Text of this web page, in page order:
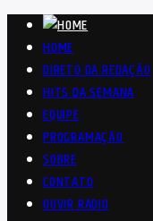
HOME
DIRETO DA REDAÇÃO
HITS DA SEMANA
EQUIPE
PROGRAMAÇÃO
SOBRE
CONTATO
OUVIR RÁDIO